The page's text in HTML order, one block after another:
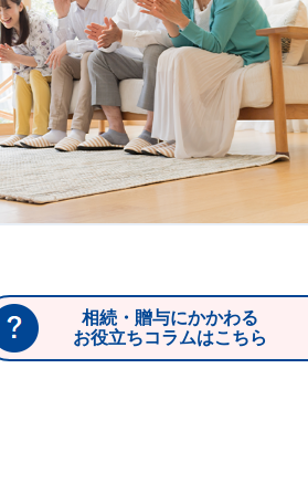
相続・贈与にかかわる
お役立ちコラムはこちら